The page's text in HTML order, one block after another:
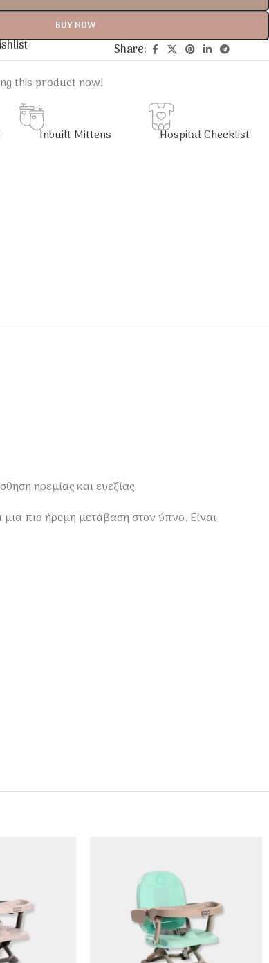
BUY NOW
Share:
this product now!
Inbuilt Mittens Hospital Checklist
ηρεμίας και ευεξίας.
πιο ήρεμη μετάβαση στον ύπνο. Είναι